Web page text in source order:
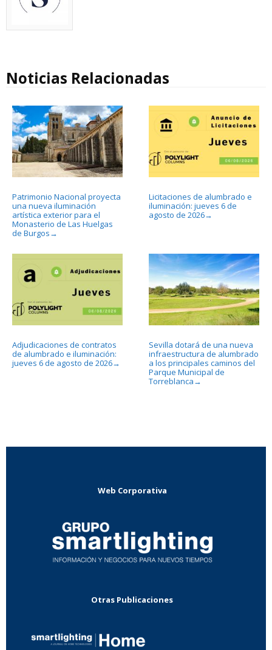
Noticias Relacionadas
Patrimonio Nacional proyecta
una nueva iluminación
artística exterior para el
Monasterio de Las Huelgas
de Burgos →
Licitaciones de alumbrado e
iluminación: jueves 6 de
agosto de 2026→
Adjudicaciones de contratos
de alumbrado e iluminación:
jueves 6 de agosto de 2026→
Sevilla dotará de una nueva
infraestructura de alumbrado
a los principales caminos del
Parque Municipal de
Torreblanca →
Web Corporativa
Otras Publicaciones